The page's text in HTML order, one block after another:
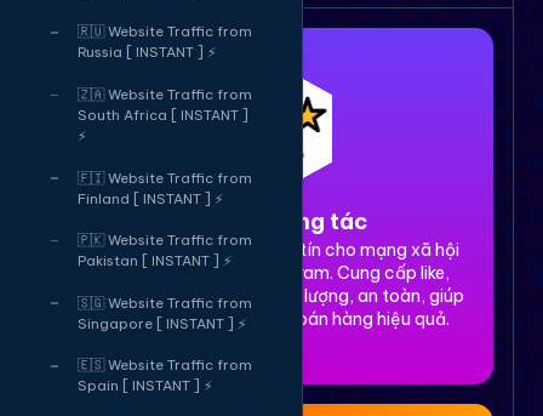
🇷🇺 Website Traffic from
Russia [ INSTANT ] ⚡
🇿🇦 Website Traffic from
South Africa [ INSTANT ]
⚡
🇫🇮 Website Traffic from
Finland [ INSTANT ] ⚡
🇵🇰 Website Traffic from
Pakistan [ INSTANT ] ⚡
🇸🇬 Website Traffic from
Singapore [ INSTANT ] ⚡
🇪🇸 Website Traffic from
Spain [ INSTANT ] ⚡
1. Tăng tương tác
Dịch vụ tăng tương tác uy tín cho mạng xã hội
Facebook, TikTok, Instagram. Cung cấp like,
share, comment, view chất lượng, an toàn, giúp
xây dựng thương hiệu và bán hàng hiệu quả.